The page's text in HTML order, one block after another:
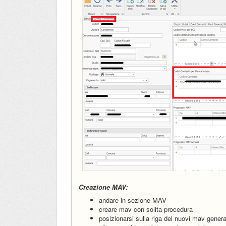
Creazione MAV:
andare in sezione MAV
creare mav con solita procedura
posizionarsi sulla riga dei nuovi mav